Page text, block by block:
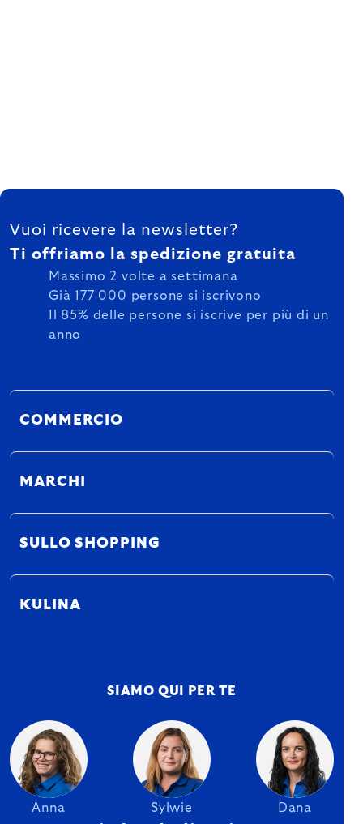
FOOTER
Vuoi ricevere la newsletter?
Ti offriamo la spedizione gratuita
Massimo 2 volte a settimana
Già 177 000 persone si iscrivono
Il 85% delle persone si iscrive per più di un
anno
COMMERCIO
MARCHI
SULLO SHOPPING
KULINA
SIAMO QUI PER TE
Anna Sylwie Dana